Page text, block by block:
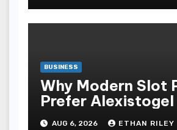
BUSINESS
Why Modern Slot
Prefer Alexistogel
for Security
AUG 6, 2026 ETHAN RILEY